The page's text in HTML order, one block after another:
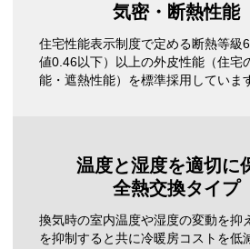
気密・断熱性能
住宅性能表示制度で定める断熱等級
値0.46以下）以上の外皮性能（住宅
能・遮熱性能）を標準採用していま
温度と湿度を適切に
全熱交換タイプ
換気時の室内温度や湿度の変動を抑
を抑制すると共に冷暖房コストを低